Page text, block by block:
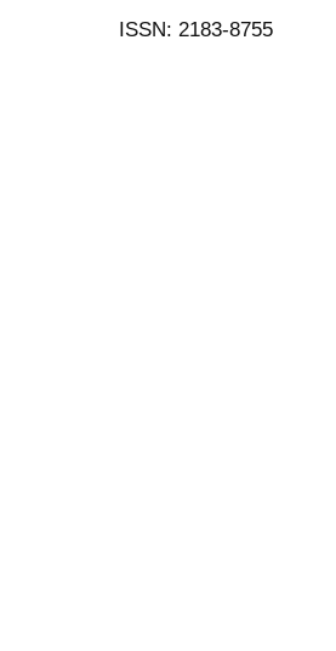
ISSN: 2183-8755